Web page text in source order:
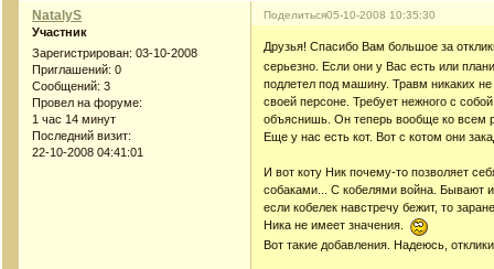
Поделиться05-10-2008 10:35:30
NatalyS
Участник
Зарегистрирован: 03-10-2008
Приглашений: 0
Сообщений: 3
Провел на форуме:
1 час 14 минут
Последний визит:
22-10-2008 04:41:01
Друзья! Спасибо Вам большое за
серьезно. Если они у Вас есть или
подлетел под машину. Травм никаких
своей персоне. Требует нежного с
объяснишь. Он теперь вообще ко всем
Еще у нас есть кот. Вот с котом они
И вот коту Ник почему-то позволяет
собаками... С кобелями война. Бывают
если кобелек навстречу бежит, то
Ника не имеет значения.
Вот такие добавления. Надеюсь,